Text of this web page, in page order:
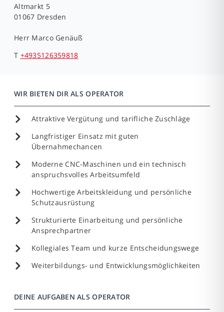
Altmarkt 5
01067 Dresden
Herr Marco Genäuß
T +4935126359818
WIR BIETEN DIR ALS OPERATOR
Attraktive Vergütung und tarifliche Zuschläge
Langfristiger Einsatz mit guten
Übernahmechancen
Moderne CNC-Maschinen und ein technisch
anspruchsvolles Arbeitsumfeld
Hochwertige Arbeitskleidung und persönliche
Schutzausrüstung
Strukturierte Einarbeitung und persönliche
Ansprechpartner
Kollegiales Team und kurze Entscheidungswege
Weiterbildungs- und Entwicklungsmöglichkeiten
DEINE AUFGABEN ALS OPERATOR